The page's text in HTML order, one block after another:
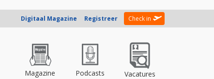
Digitaal Magazine Registreer Check in
Magazine Podcasts Vacatures